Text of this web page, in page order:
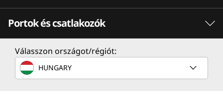
magasabb szintre
emeli a mindennapos
élményeket
A mobileszközökhöz kialakított
Teljesítmény
Processzor
AMD Ryzen™ 7 260 processzor
Portok és csatlakozók
Válasszon országot/régiót:
HUNGARY